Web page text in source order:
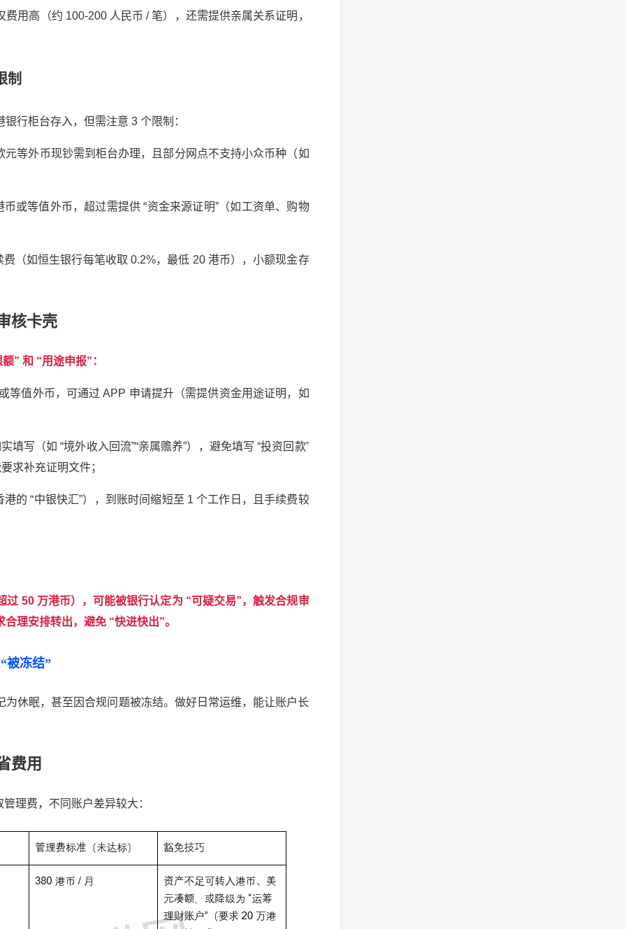
费用高（约 100-200 人民币 /笔），还需提供亲属关系证明，
制
银行柜台存入，但需注意 3 个限制：
元等外币现钞需到柜台办理，且部分网点不支持小众币种（如
币或等值外币，超过需提供 “资金来源证明”（如工资单、购物
费（如恒生银行每笔收取 0.2%，最低 20 港币），小额现金存
核卡壳
额” 和 “用途申报”：
等值外币，可通过 APP 申请提升（需提供资金用途证明，如
填写（如 “境外收入回流”“亲属赡养”），避免填写 “投资回款”
求补充证明文件；
港的 “中银快汇”），到账时间缩短至 1个工作日，且手续费较
过 50 万港币），可能被银行认定为 “可疑交易”，触发合规审
合理安排转出，避免“快进快出”。
被冻结”
休眠，甚至因合规问题被冻结。做好日常运维，能让账户长
费用
理费，不同账户差异较大：